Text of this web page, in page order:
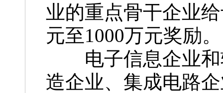
业的重点骨干企业
元至1000万元奖励。
电子信息企业和
造企业、集成电路